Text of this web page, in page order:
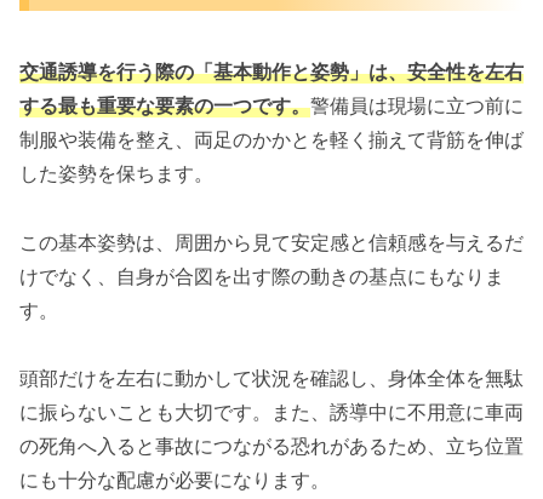
交通誘導を行う際の「基本動作と姿勢」は、安全性を左右
する最も重要な要素の一つです。警備員は現場に立つ前に
制服や装備を整え、両足のかかとを軽く揃えて背筋を伸ば
した姿勢を保ちます。
この基本姿勢は、周囲から見て安定感と信頼感を与えるだ
けでなく、自身が合図を出す際の動きの基点にもなりま
す。
頭部だけを左右に動かして状況を確認し、身体全体を無駄
に振らないことも大切です。また、誘導中に不用意に車両
の死角へ入ると事故につながる恐れがあるため、立ち位置
にも十分な配慮が必要になります。